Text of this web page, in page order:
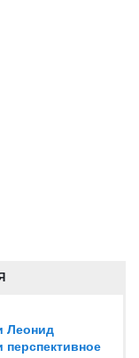
Леонид